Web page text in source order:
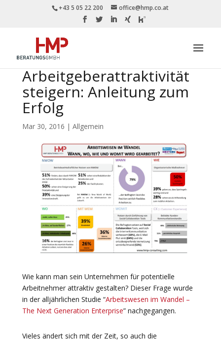
+43 5 05 22 200 office@hmp.co.at
Arbeitgeberattraktivität
steigern: Anleitung zum
Erfolg
Mar 30, 2016 | Allgemein
Wie kann man sein Unternehmen für potentielle
Arbeitnehmer attraktiv gestalten? Dieser Frage wurde
in der alljährlichen Studie “Arbeitswesen im Wandel –
The Next Generation Enterprise” nachgegangen.
Vieles ändert sich mit der Zeit, so auch die